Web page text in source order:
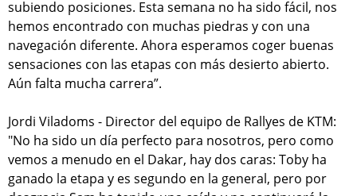
subiendo posiciones. Esta semana no ha sido fácil, nos
hemos encontrado con muchas piedras y con una
navegación diferente. Ahora esperamos coger buenas
sensaciones con las etapas con más desierto abierto.
Aún falta mucha carrera”.
Jordi Viladoms - Director del equipo de Rallyes de KTM:
"No ha sido un día perfecto para nosotros, pero como
vemos a menudo en el Dakar, hay dos caras: Toby ha
ganado la etapa y es segundo en la general, pero por